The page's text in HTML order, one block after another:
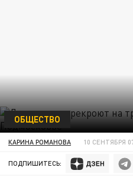
ОБЩЕСТВО
КАРИНА РОМАНОВА 10 СЕНТЯБРЯ
ПОДПИШИТЕСЬ: